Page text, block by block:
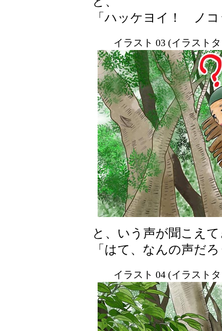
「ハッケヨイ！ ノ
イラスト 03 (イラスト
と、いう声が聞こえ
「はて、なんの声だ
イラスト 04 (イラスト